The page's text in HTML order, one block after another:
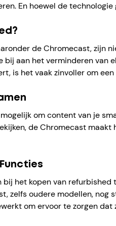
En hoewel de
de Chromecast, zijn
bij aan het verminderen van
is het vaak zinvoller om
om content van je
de Chromecast
bij het kopen van
zelfs oudere modellen, nog
om ervoor te zorgen dat